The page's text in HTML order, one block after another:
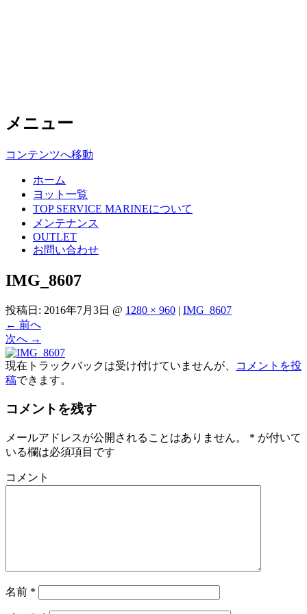
メニュー
コンテンツへ移動
ホーム
ヨット一覧
TOP SERVICE MARINEについて
メンテナンス
OUTLET
お問い合わせ
IMG_8607
投稿日: 2016年7月3日 @ 1280 × 960 | IMG_8607
← 前へ
次へ →
現在トラックバックは受け付けていませんが、
コメントを投
稿できます。
コメントを残す
メールアドレスが公開されることはありません。 * が付いて
いる欄は必須項目です
コメント
名前 *